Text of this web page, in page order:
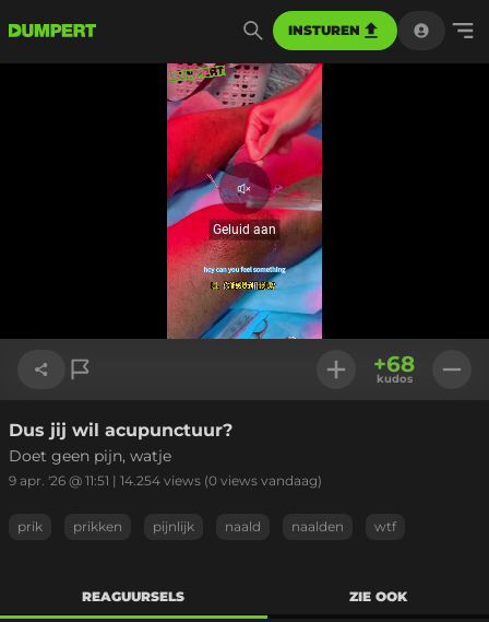
INSTUREN
Geluid
aan
Geluid aan
Link kopiëren
+68
kudos
Dus jij wil acupunctuur?
Doet geen pijn, watje
9 apr. '26 @ 11:51 | 14.254 views (0 views vandaag)
prik prikken pijnlijk naald naalden wtf
REAGUURSELS ZIE OOK